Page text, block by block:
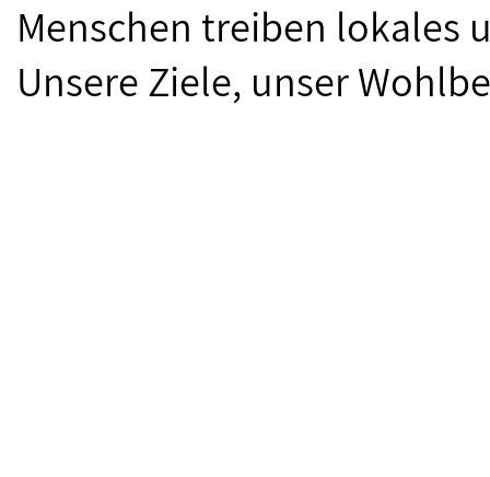
Menschen treiben lokales
Unsere Ziele, unser